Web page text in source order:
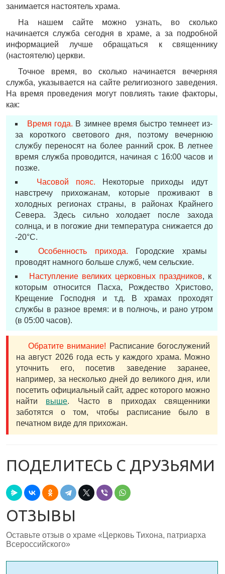
занимается настоятель храма.
На нашем сайте можно узнать, во сколько
начинается служба сегодня в храме, а за подробной
информацией лучше обращаться к священнику
(настоятелю) церкви.
Точное время, во сколько начинается вечерняя
служба, указывается на сайте религиозного заведения.
На время проведения могут повлиять такие факторы,
как:
Время года. В зимнее время быстро темнеет из-
за короткого светового дня, поэтому вечернюю
службу переносят на более ранний срок. В летнее
время служба проводится, начиная с 16:00 часов и
позже.
Часовой пояс. Некоторые приходы идут
навстречу прихожанам, которые проживают в
холодных регионах страны, в районах Крайнего
Севера. Здесь сильно холодает после захода
солнца, и в погожие дни температура снижается до
-20°С.
Особенность прихода. Городские храмы
проводят намного больше служб, чем сельские.
Наступление великих церковных праздников, к
которым относится Пасха, Рождество Христово,
Крещение Господня и т.д. В храмах проходят
службы в разное время: и в полночь, и рано утром
(в 05:00 часов).
Обратите внимание! Расписание богослужений
на август 2026 года есть у каждого храма. Можно
уточнить его, посетив заведение заранее,
например, за несколько дней до великого дня, или
посетить официальный сайт, адрес которого можно
найти выше. Часто в приходах священники
заботятся о том, чтобы расписание было в
печатном виде для прихожан.
ПОДЕЛИТЕСЬ С ДРУЗЬЯМИ
ОТЗЫВЫ
Оставьте отзыв о храме «Церковь Тихона, патриарха
Всероссийского»